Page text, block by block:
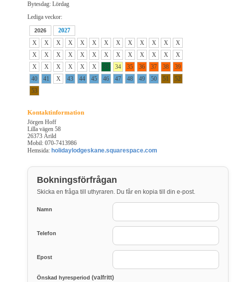
Bytesdag: Lördag
Lediga veckor:
2026
2027
X
X X X X X X X X X X X
X
X
X X X X X X X X X X X
X
X
X X X X X 33 34 35 36 37 38
39
40
41 X 43 44 45 46 47 48 49 50 51
52
53
Kontaktinformation
Jörgen Hoff
Lilla vägen 58
26373 Arild
Mobil: 070-7413986
Hemsida: holidaylodgeskane.squarespace.com
Bokningsförfrågan
Skicka en fråga till uthyraren. Du får en kopia till din e-post.
Namn
Telefon
Epost
Önskad hyresperiod (valfritt)